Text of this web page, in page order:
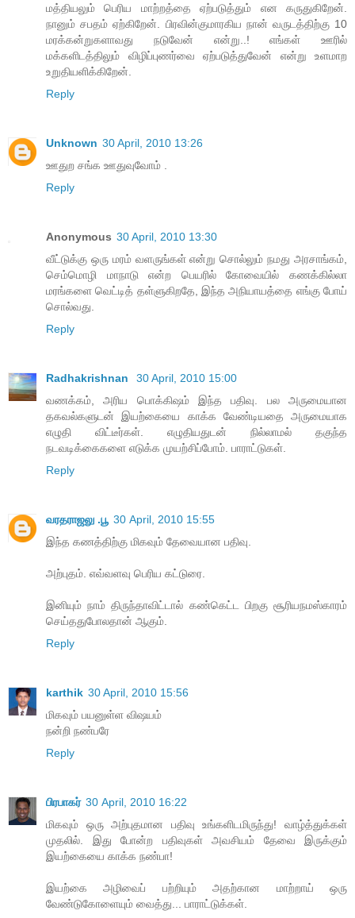
மத்தியலும் பெரிய மாற்றத்தை ஏற்படுத்தும் என கருதுகிறேன்.
நானும் சபதம் ஏற்கிறேன். பிரவின்குமாரகிய நான் வருடத்திற்கு 10
மரக்கன்றுகளாவது நடுவேன் என்று..! எங்கள் ஊரில்
மக்களிடத்திலும் விழிப்புணர்வை ஏற்படுத்துவேன் என்று உளமாற
உறுதியளிக்கிறேன்.
Reply
Unknown 30 April, 2010 13:26
ஊதுற சங்க ஊதுவுவோம் .
Reply
Anonymous 30 April, 2010 13:30
வீட்டுக்கு ஒரு மரம் வளருங்கள் என்று சொல்லும் நமது அரசாங்கம்,
செம்மொழி மாநாடு என்ற பெயரில் கோவையில் கணக்கில்லா
மரங்களை வெட்டித் தள்ளுகிறதே, இந்த அநியாயத்தை எங்கு போய்
சொல்வது.
Reply
Radhakrishnan
30 April, 2010 15:00
வணக்கம், அரிய பொக்கிஷம் இந்த பதிவு. பல அருமையான
தகவல்களுடன் இயற்கையை காக்க வேண்டியதை அருமையாக
எழுதி விட்டீர்கள். எழுதியதுடன் நில்லாமல் தகுந்த
நடவடிக்கைகளை எடுக்க முயற்சிப்போம். பாராட்டுகள்.
Reply
வரதராஜலு .பூ 30 April, 2010 15:55
இந்த கணத்திற்கு மிகவும் தேவையான பதிவு.
அற்புதம். எவ்வளவு பெரிய கட்டுரை.
இனியும் நாம் திருந்தாவிட்டால் கண்கெட்ட பிறகு சூரியநமஸ்காரம்
செய்ததுபோலதான் ஆகும்.
Reply
karthik 30 April, 2010 15:56
மிகவும் பயனுள்ள விஷயம்
நன்றி நண்பரே
Reply
பிரபாகர் 30 April, 2010 16:22
மிகவும் ஒரு அற்புதமான பதிவு உங்களிடமிருந்து! வாழ்த்துக்கள்
முதலில். இது போன்ற பதிவுகள் அவசியம் தேவை இருக்கும்
இயற்கையை காக்க நண்பா!
இயற்கை அழிவைப் பற்றியும் அதற்கான மாற்றாய் ஒரு
வேண்டுகோளையும் வைத்து... பாராட்டுக்கள்.